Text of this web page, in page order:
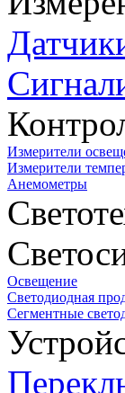
Измерители
Измерители
Анемометры
Освещение
Светодиодная
Сегментные